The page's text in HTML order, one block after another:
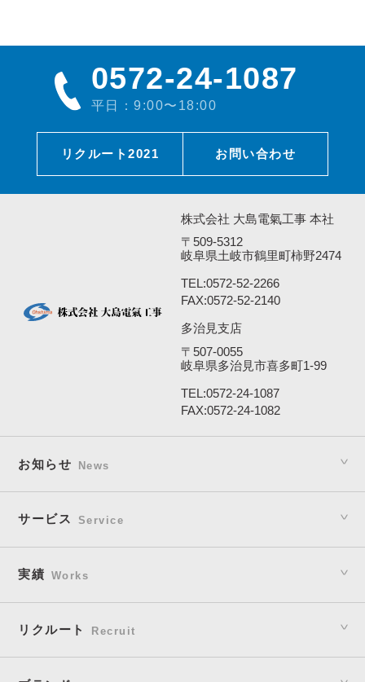
0572-24-1087
平日：9:00〜18:00
リクルート2021 お問い合わせ
株式会社 大島電氣工事 本社
〒509-5312
岐阜県土岐市鶴里町柿野2474
TEL:0572-52-2266
FAX:0572-52-2140
多治見支店
〒507-0055
岐阜県多治見市喜多町1-99
TEL:0572-24-1087
FAX:0572-24-1082
News
お知らせ
Service
サービス
Works
実績
Recruit
リクルート